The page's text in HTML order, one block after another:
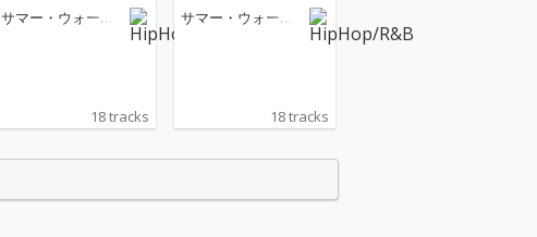
サマー・ウォーカ
18 tracks
サマー・ウォーカ
18 tracks